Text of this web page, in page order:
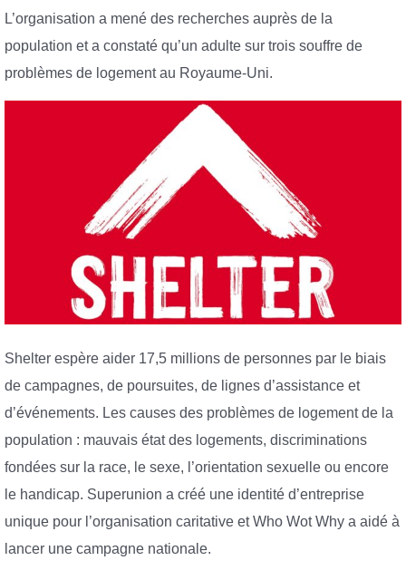
L’organisation a mené des recherches auprès de la
population et a constaté qu’un adulte sur trois souffre de
problèmes de logement au Royaume-Uni.
Shelter espère aider 17,5 millions de personnes par le biais
de campagnes, de poursuites, de lignes d’assistance et
d’événements. Les causes des problèmes de logement de la
population : mauvais état des logements, discriminations
fondées sur la race, le sexe, l’orientation sexuelle ou encore
le handicap. Superunion a créé une identité d’entreprise
unique pour l’organisation caritative et Who Wot Why a aidé à
lancer une campagne nationale.